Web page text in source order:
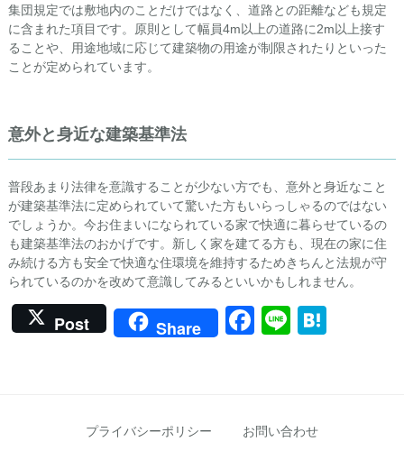
集団規定では敷地内のことだけではなく、道路との距離なども規定
に含まれた項目です。原則として幅員4m以上の道路に2m以上接す
ることや、用途地域に応じて建築物の用途が制限されたりといった
ことが定められています。
意外と身近な建築基準法
普段あまり法律を意識することが少ない方でも、意外と身近なこと
が建築基準法に定められていて驚いた方もいらっしゃるのではない
でしょうか。今お住まいになられている家で快適に暮らせているの
も建築基準法のおかげです。新しく家を建てる方も、現在の家に住
み続ける方も安全で快適な住環境を維持するためきちんと法規が守
られているのかを改めて意識してみるといいかもしれません。
Post Share Facebook
Line
プライバシーポリシー お問い合わせ